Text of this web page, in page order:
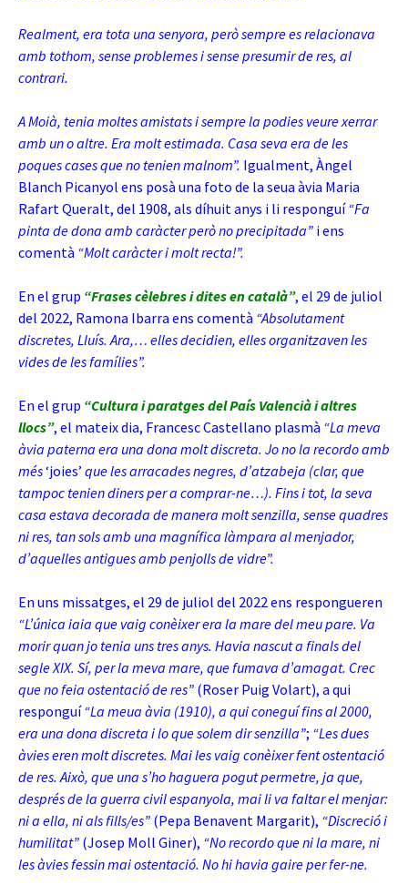
Realment, era tota una senyora, però sempre es relacionava
amb tothom, sense problemes i sense presumir de res, al
contrari.
A Moià, tenia moltes amistats i sempre la podies veure xerrar
amb un o altre. Era molt estimada. Casa seva era de les
poques cases que no tenien malnom”. Igualment, Àngel
Blanch Picanyol ens posà una foto de la seua àvia Maria
Rafart Queralt, del 1908, als díhuit anys i li responguí“Fa
pinta de dona amb caràcter però no precipitada” i ens
comentà “Molt caràcter i molt recta!”.
En el grup “Frases cèlebres i dites en català”, el 29 de juliol
del 2022, Ramona Ibarra ens comentà “Absolutament
discretes, Lluís. Ara,… elles decidien, elles organitzaven les
vides de les famílies”.
En el grup “Cultura i paratges del País Valencià i altres
llocs”, el mateix dia, Francesc Castellano plasmà “La meva
àvia paterna era una dona molt discreta. Jo no la recordo amb
més‘joies’ que les arracades negres, d’atzabeja (clar, que
tampoc tenien diners per a comprar-ne…). Fins i tot, la seva
casa estava decorada de manera molt senzilla, sense quadres
ni res, tan sols amb una magnífica làmpara al menjador,
d’aquelles antigues amb penjolls de vidre”.
En uns missatges, el 29 de juliol del 2022 ens respongueren
“L’única iaia que vaig conèixer era la mare del meu pare. Va
morir quan jo tenia uns tres anys. Havia nascut a finals del
segle XIX. Sí, per la meva mare, que fumava d’amagat. Crec
que no feia ostentació de res” (Roser Puig Volart), a qui
responguí“La meua àvia (1910), a qui coneguí fins al 2000,
era una dona discreta i lo que solem dir senzilla”; “Les dues
àvies eren molt discretes. Mai les vaig conèixer fent ostentació
de res. Això, que una s’ho haguera pogut permetre, ja que,
després de la guerra civil espanyola, mai li va faltar el menjar:
ni a ella, ni als fills/es” (Pepa Benavent Margarit), “Discreció i
humilitat” (Josep Moll Giner), “No recordo que ni la mare, ni
les àvies fessin mai ostentació. No hi havia gaire per fer-ne.